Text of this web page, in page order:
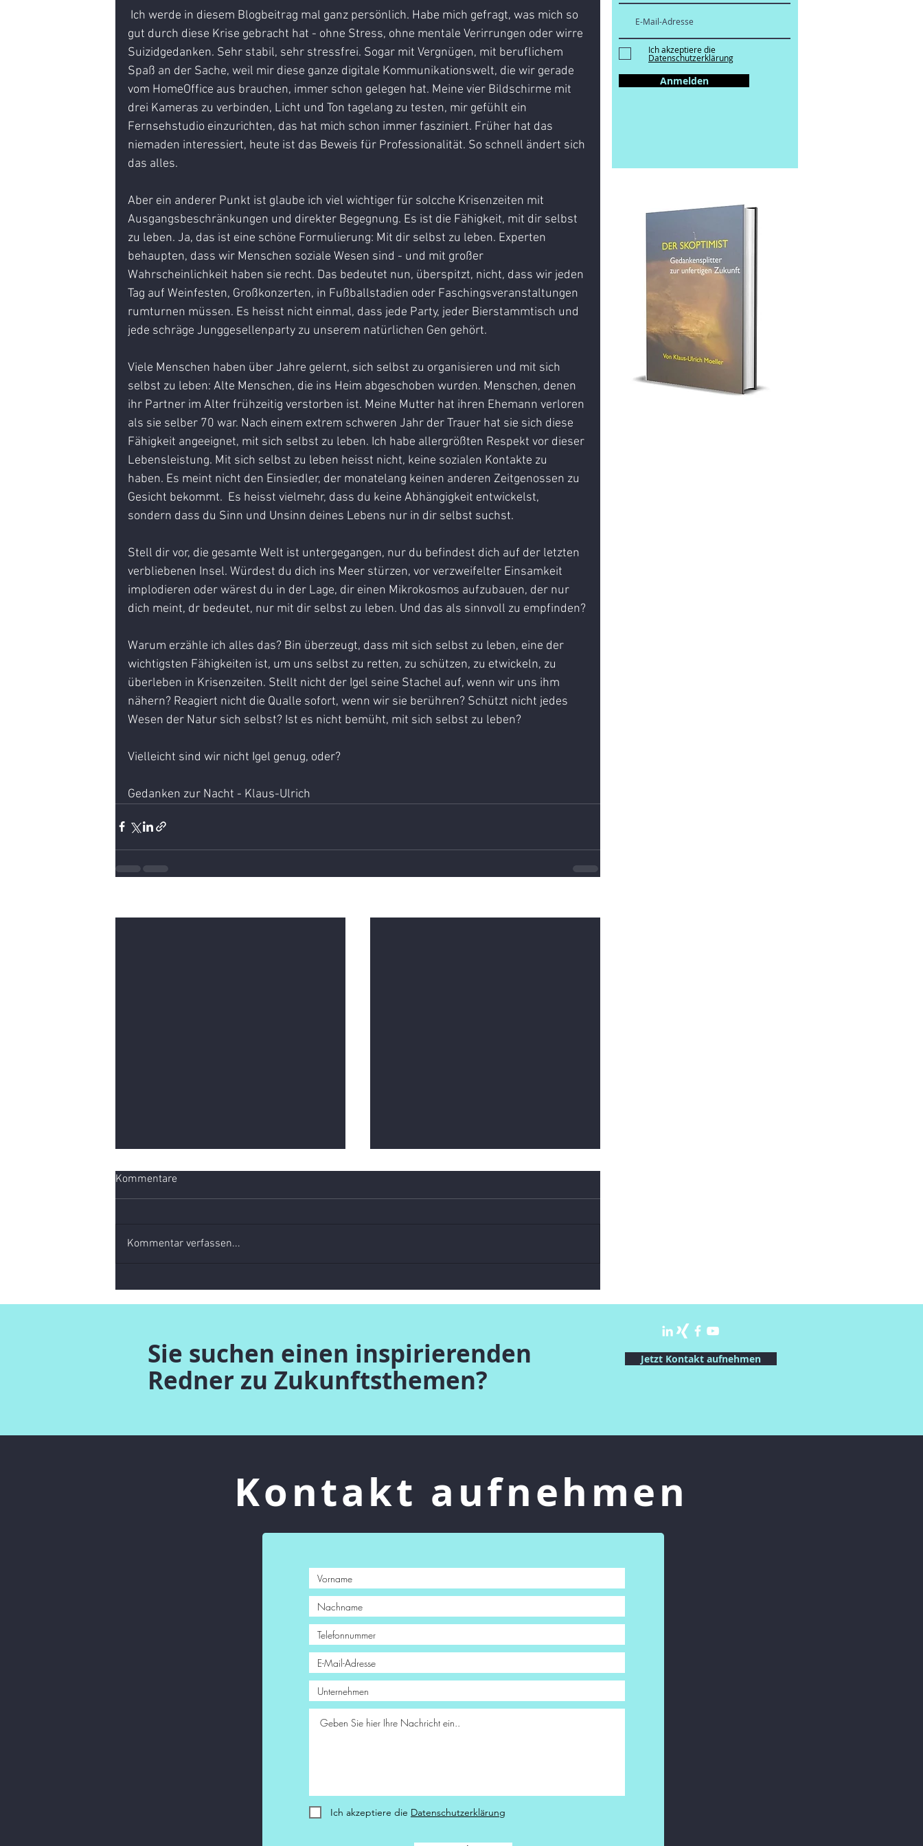
gut durch diese Krise gebracht hat - ohne Stress, ohne mentale Verirrungen oder wirre
Suizidgedanken. Sehr stabil, sehr stressfrei. Sogar mit Vergnügen, mit beruflichem
Spaß an der Sache, weil mir diese ganze digitale Kommunikationswelt, die wir gerade
vom HomeOffice aus brauchen, immer schon gelegen hat. Meine vier Bildschirme mit
drei Kameras zu verbinden, Licht und Ton tagelang zu testen, mir gefühlt ein
Fernsehstudio einzurichten, das hat mich schon immer fasziniert. Früher hat das
niemaden interessiert, heute ist das Beweis für Professionalität. So schnell ändert sich
das alles.
Aber ein anderer Punkt ist glaube ich viel wichtiger für solcche Krisenzeiten mit
Ausgangsbeschränkungen und direkter Begegnung. Es ist die Fähigkeit, mit dir selbst
zu leben. Ja, das ist eine schöne Formulierung: Mit dir selbst zu leben. Experten
behaupten, dass wir Menschen soziale Wesen sind - und mit großer
Wahrscheinlichkeit haben sie recht. Das bedeutet nun, überspitzt, nicht, dass wir jeden
Tag auf Weinfesten, Großkonzerten, in Fußballstadien oder Faschingsveranstaltungen
rumturnen müssen. Es heisst nicht einmal, dass jede Party, jeder Bierstammtisch und
jede schräge Junggesellenparty zu unserem natürlichen Gen gehört.
Viele Menschen haben über Jahre gelernt, sich selbst zu organisieren und mit sich
selbst zu leben: Alte Menschen, die ins Heim abgeschoben wurden. Menschen, denen
ihr Partner im Alter frühzeitig verstorben ist. Meine Mutter hat ihren Ehemann verloren
als sie selber 70 war. Nach einem extrem schweren Jahr der Trauer hat sie sich diese
Fähigkeit angeeignet, mit sich selbst zu leben. Ich habe allergrößten Respekt vor dieser
Lebensleistung. Mit sich selbst zu leben heisst nicht, keine sozialen Kontakte zu
haben. Es meint nicht den Einsiedler, der monatelang keinen anderen Zeitgenossen zu
Gesicht bekommt.  Es heisst vielmehr, dass du keine Abhängigkeit entwickelst,
sondern dass du Sinn und Unsinn deines Lebens nur in dir selbst suchst.
Stell dir vor, die gesamte Welt ist untergegangen, nur du befindest dich auf der letzten
verbliebenen Insel. Würdest du dich ins Meer stürzen, vor verzweifelter Einsamkeit
implodieren oder wärest du in der Lage, dir einen Mikrokosmos aufzubauen, der nur
dich meint, dr bedeutet, nur mit dir selbst zu leben. Und das als sinnvoll zu empfinden?
Warum erzähle ich alles das? Bin überzeugt, dass mit sich selbst zu leben, eine der
wichtigsten Fähigkeiten ist, um uns selbst zu retten, zu schützen, zu etwickeln, zu
überleben in Krisenzeiten. Stellt nicht der Igel seine Stachel auf, wenn wir uns ihm
nähern? Reagiert nicht die Qualle sofort, wenn wir sie berühren? Schützt nicht jedes
Wesen der Natur sich selbst? Ist es nicht bemüht, mit sich selbst zu leben?
Vielleicht sind wir nicht Igel genug, oder?
Gedanken zur Nacht - Klaus-Ulrich
Automatisierung - der nächste
Midjourney erklärt, was es "denkt"
Kommentare
Kommentar verfassen...
Ich akzeptiere die
Datenschutzerklärung
Anmelden
Sie suchen einen inspirierenden
Redner zu Zukunftsthemen?
Jetzt Kontakt aufnehmen
Kontakt aufnehmen
Ich akzeptiere die Datenschutzerklärung